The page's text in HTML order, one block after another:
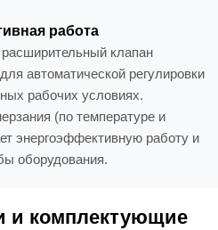
работа
клапан
автоматической регулировки
рабочих условиях.
(по температуре и
энергоэффективную работу и
оборудования.
и комплектующие